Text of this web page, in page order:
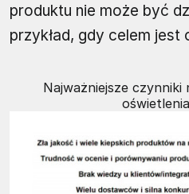
produktu nie może być
przykład, gdy celem jest
Najważniejsze